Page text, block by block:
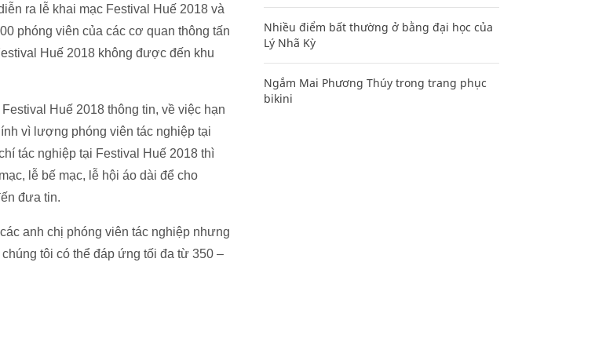
ra lễ khai mạc Festival Huế 2018 và
phóng viên của các cơ quan thông tấn
Huế 2018 không được đến khu
Huế 2018 thông tin, về việc hạn
vì lượng phóng viên tác nghiệp tại
tác nghiệp tại Festival Huế 2018 thì
lễ bế mạc, lễ hội áo dài để cho
đưa tin.
anh chị phóng viên tác nghiệp nhưng
tôi có thể đáp ứng tối đa từ 350 –
Nhiều điểm bất thường ở bằng đại học của
Lý Nhã Kỳ
Ngắm Mai Phương Thúy trong trang phục
bikini